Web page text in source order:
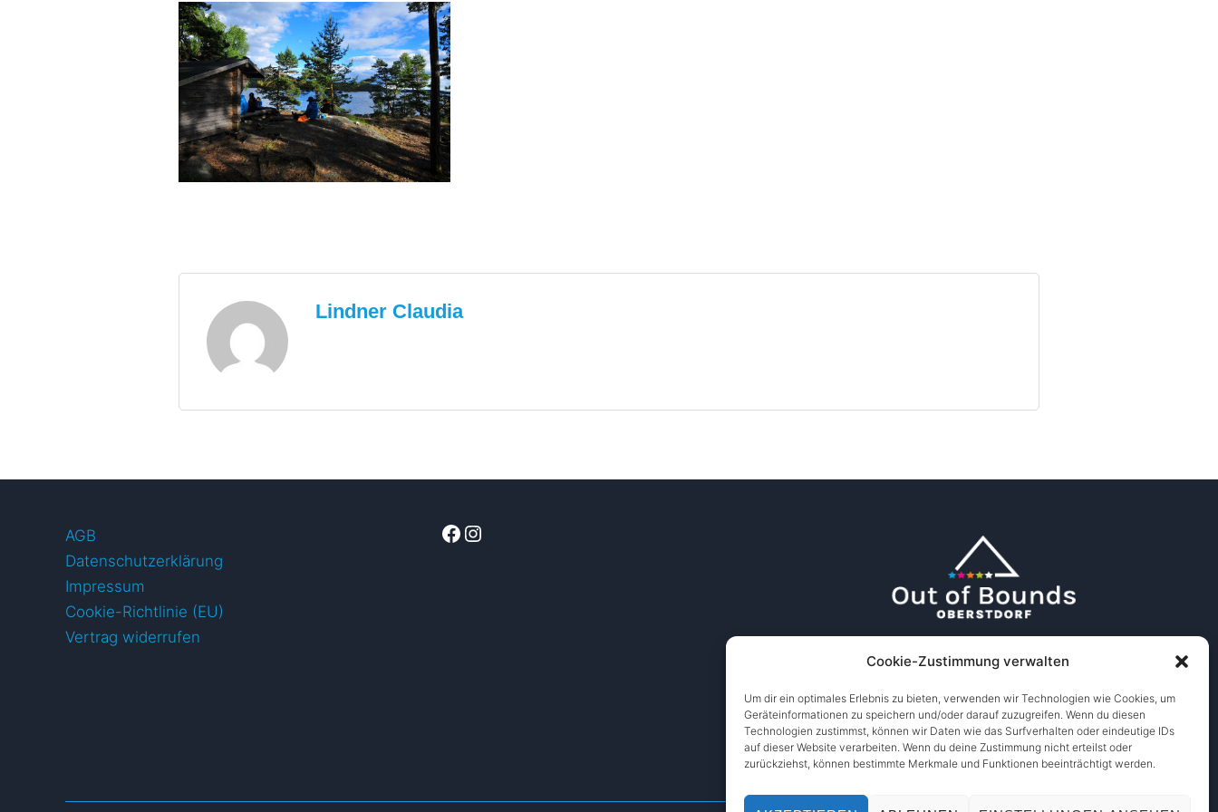
Cookie-Zustimmung verwalten
Um dir ein optimales Erlebnis zu bieten, verwenden wir Technologien wie Cookies, um
Geräteinformationen zu speichern und/oder darauf zuzugreifen. Wenn du diesen
Technologien zustimmst, können wir Daten wie das Surfverhalten oder eindeutige IDs
auf dieser Website verarbeiten. Wenn du deine Zustimmung nicht erteilst oder
zurückziehst, können bestimmte Merkmale und Funktionen beeinträchtigt werden.
Lindner Claudia
AGB
Datenschutzerklärung
Impressum
Cookie-Richtlinie (EU)
Vertrag widerrufen
Facebook
Instagram